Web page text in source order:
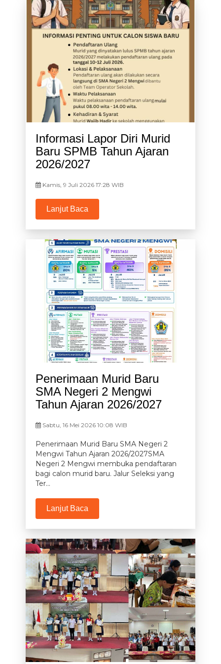
Informasi Lapor Diri Murid
Baru SPMB Tahun Ajaran
2026/2027
Kamis, 9 Juli 2026 17:28 WIB
Lanjut Baca
Penerimaan Murid Baru
SMA Negeri 2 Mengwi
Tahun Ajaran 2026/2027
Sabtu, 16 Mei 2026 10:08 WIB
Penerimaan Murid Baru SMA Negeri 2
Mengwi Tahun Ajaran 2026/2027SMA
Negeri 2 Mengwi membuka pendaftaran
bagi calon murid baru. Jalur Seleksi yang
Ter...
Lanjut Baca